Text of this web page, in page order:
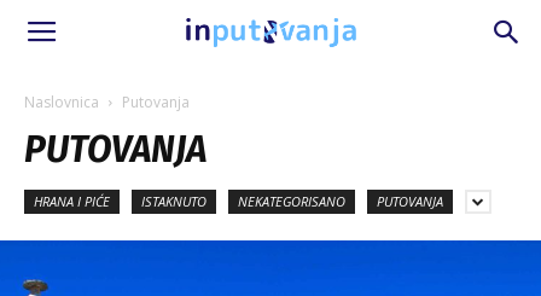
Naslovnica Putovanja
PUTOVANJA
HRANA I PIĆE ISTAKNUTO NEKATEGORISANO PUTOVANJA